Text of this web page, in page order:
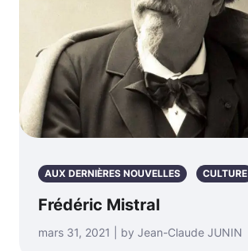
AUX DERNIÈRES NOUVELLES CULTURE
Frédéric Mistral
mars 31, 2021 | by Jean-Claude JUNIN